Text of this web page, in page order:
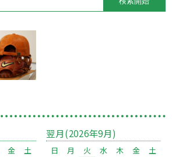
金
土
翌月(2026年9月)
日 月 火 水 木 金
土